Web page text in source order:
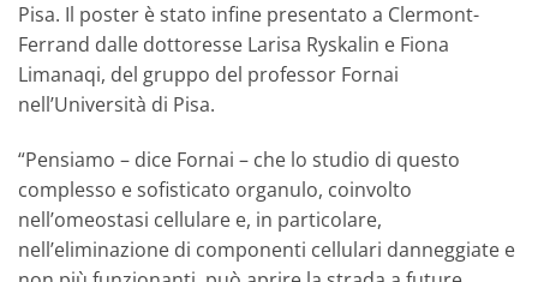
Pisa. Il poster è stato infine presentato a Clermont-
Ferrand dalle dottoresse Larisa Ryskalin e Fiona
Limanaqi, del gruppo del professor Fornai
nell’Università di Pisa.
“Pensiamo – dice Fornai – che lo studio di questo
complesso e sofisticato organulo, coinvolto
nell’omeostasi cellulare e, in particolare,
nell’eliminazione di componenti cellulari danneggiate e